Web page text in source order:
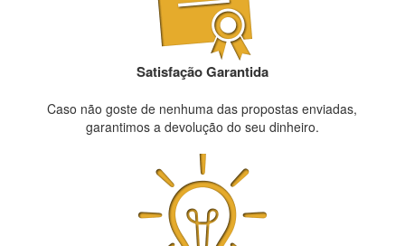
Satisfação Garantida
Caso não goste de nenhuma das propostas enviadas,
garantimos a devolução do seu dinheiro.